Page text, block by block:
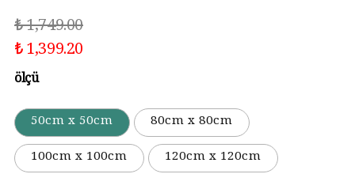
₺ 1,749.00
₺ 1,399.20
ölçü
50cm x 50cm
80cm x 80cm
100cm x 100cm
120cm x 120cm